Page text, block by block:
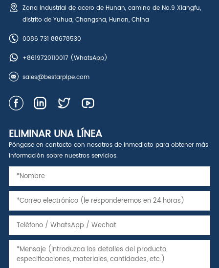
Zona industrial de acero de Hunan, camino de No.9 Xiangfu,
distrito de Yuhua, Changsha, Hunan, China
0086 731 88678530
+8619720110017(WhatsApp)
sales@bestarpipe.com
ELIMINAR UNA LÍNEA
Póngase en contacto con nosotros de inmediato para obtener más
información sobre nuestros servicios.